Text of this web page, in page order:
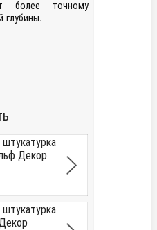
более точному
глубины.
Декор